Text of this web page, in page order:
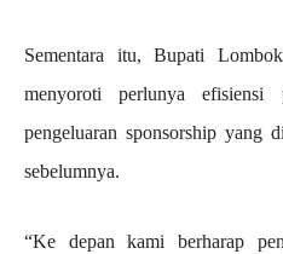
Sementara itu, Bupati
menyoroti perlunya efisiensi
pengeluaran sponsorship yang
sebelumnya.
“Ke depan kami berharap